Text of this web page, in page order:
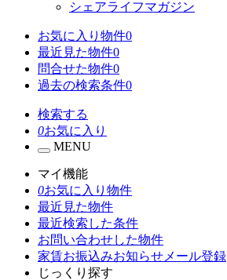
シェアライフマガジン
お気に入り物件0
最近見た物件0
問合せた物件0
過去の検索条件0
検索する
0お気に入り
MENU
マイ機能
0お気に入り物件
最近見た物件
最近検索した条件
お問い合わせした物件
家賃お振込みお知らせメール登録
じっくり探す